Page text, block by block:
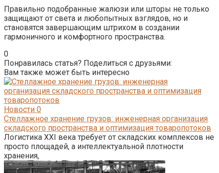
Правильно подобранные жалюзи или шторы не только
защищают от света и любопытных взглядов, но и
становятся завершающим штрихом в создании
гармоничного и комфортного пространства.
0
Понравилась статья? Поделиться с друзьями:
Вам также может быть интересно
Новости 0
Стеллажное хранение грузов: инженерная организация
складского пространства и оптимизация товаропотоков
Логистика XXI века требует от складских комплексов не
просто площадей, а интеллектуальной плотности
хранения,